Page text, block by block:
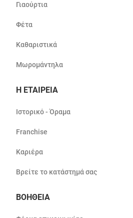
Γιαούρτια
Φέτα
Καθαριστικά
Μωρομάντηλα
Η ΕΤΑΙΡΕΙΑ
Ιστορικό - Όραμα
Franchise
Καριέρα
Βρείτε το κατάστημά σας
ΒΟΗΘΕΙΑ